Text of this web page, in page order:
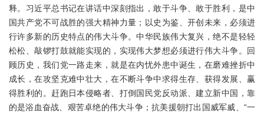
释。习近平总书记在讲话中深刻指出，敢于斗争、敢于胜利，是中
国共产党不可战胜的强大精神力量；以史为鉴、开创未来，必须进
行许多新的历史特点的伟大斗争。中华民族伟大复兴，绝不是轻轻
松松、敲锣打鼓就能实现的，实现伟大梦想必须进行伟大斗争。回
顾历史，我们党一路走来，就是在内忧外患中诞生，在磨难挫折中
成长，在攻坚克难中壮大，在不断斗争中求得生存、获得发展、赢
得胜利的。赶跑日本侵略者、打倒国民党反动派、建立新中国，靠
的是浴血奋战、艰苦卓绝的伟大斗争；抗美援朝打出国威军威、“一